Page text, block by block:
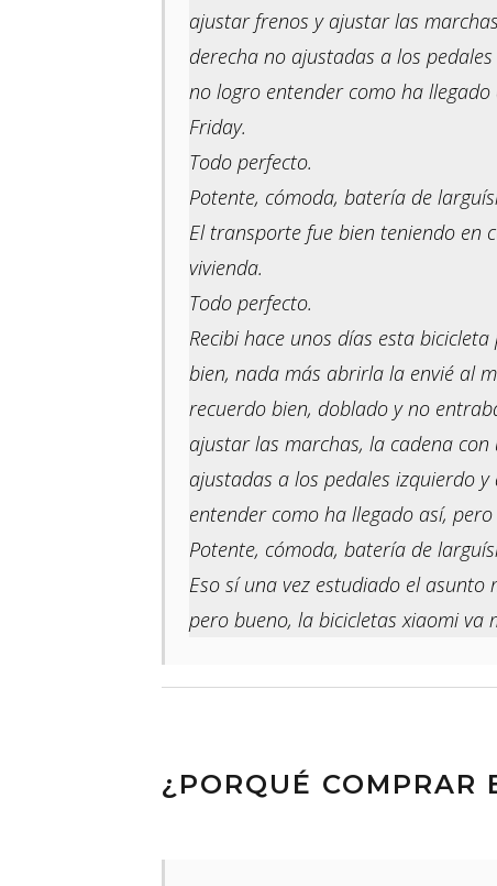
ajustar frenos y ajustar las
derecha no ajustadas a los
no logro entender como ha
Friday.
Todo perfecto.
Potente, cómoda, batería de
El transporte fue bien teniendo en
vivienda.
Todo perfecto.
Recibi hace unos días esta
bien, nada más abrirla la envié al
recuerdo bien, doblado y no
ajustar las marchas, la cadena
ajustadas a los pedales izquierdo
entender como ha llegado así,
Potente, cómoda, batería de
Eso sí una vez estudiado el
pero bueno, la bicicletas xiaomi va
¿PORQUÉ COMPRAR